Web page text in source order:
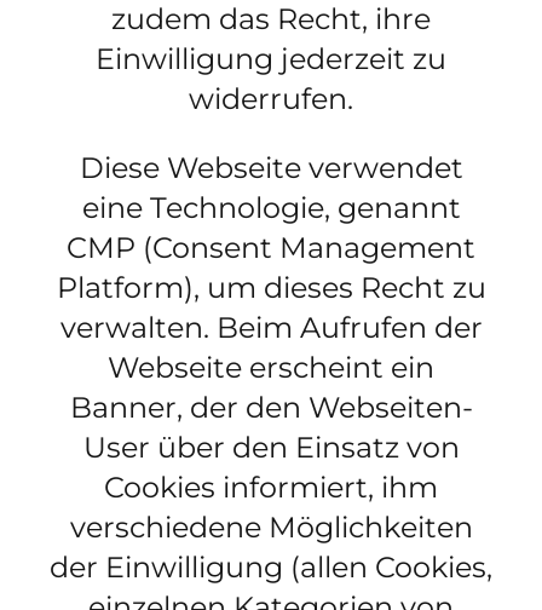
zudem das Recht, ihre
Einwilligung jederzeit zu
widerrufen.
Diese Webseite verwendet
eine Technologie, genannt
CMP (Consent Management
Platform), um dieses Recht zu
verwalten. Beim Aufrufen der
Webseite erscheint ein
Banner, der den Webseiten-
User über den Einsatz von
Cookies informiert, ihm
verschiedene Möglichkeiten
der Einwilligung (allen Cookies,